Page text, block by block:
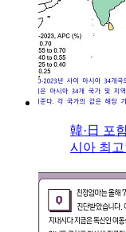
韓·日 포
시아 최고